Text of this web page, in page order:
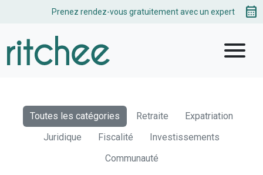
Prenez rendez-vous gratuitement avec un expert calendar_month
menu
Toutes les catégories Retraite
Expatriation
Juridique
Fiscalité
Investissements
Communauté